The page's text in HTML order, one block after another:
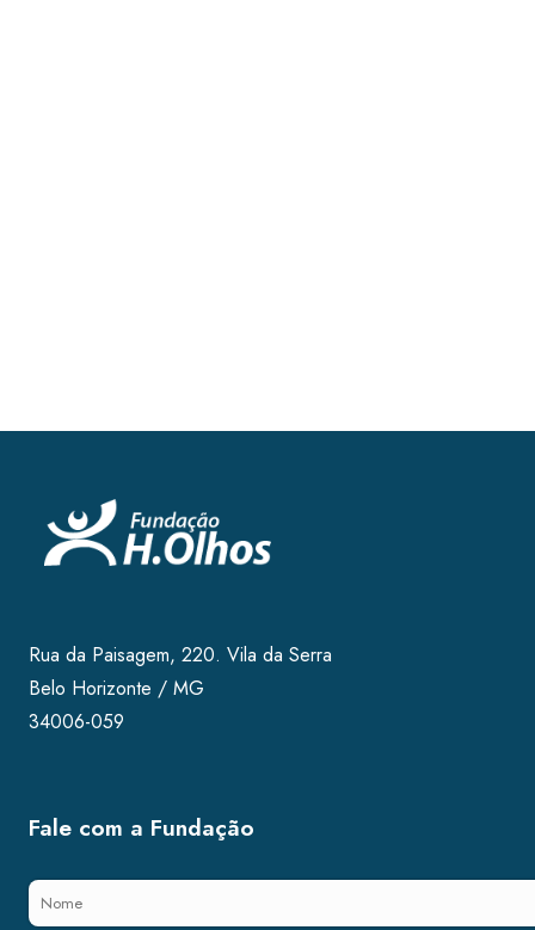
Rua da Paisagem, 220. Vila da Serra
Belo Horizonte / MG
34006-059
Fale com a Fundação